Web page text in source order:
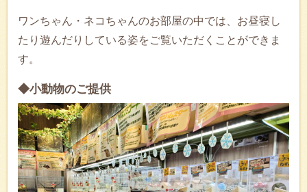
ワンちゃん・ネコちゃんのお部屋の中では、お昼寝し
たり遊んだりしている姿をご覧いただくことができま
す。
◆小動物のご提供